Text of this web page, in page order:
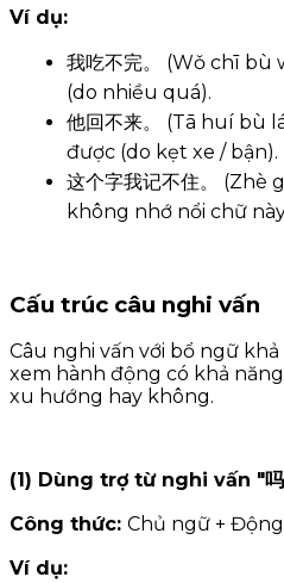
Ví dụ:
我吃不完。 (Wǒ chī bù
(do nhiều quá).
他回不来。 (Tā huí bù
được (do kẹt xe / bận).
这个字我记不住。 (Zhè
không nhớ nổi chữ
Cấu trúc câu nghi vấn
Câu nghi vấn với bổ ngữ
xem hành động có khả
xu hướng hay không.
(1) Dùng trợ từ nghi vấn "
Công thức: Chủ ngữ + Động
Ví dụ: